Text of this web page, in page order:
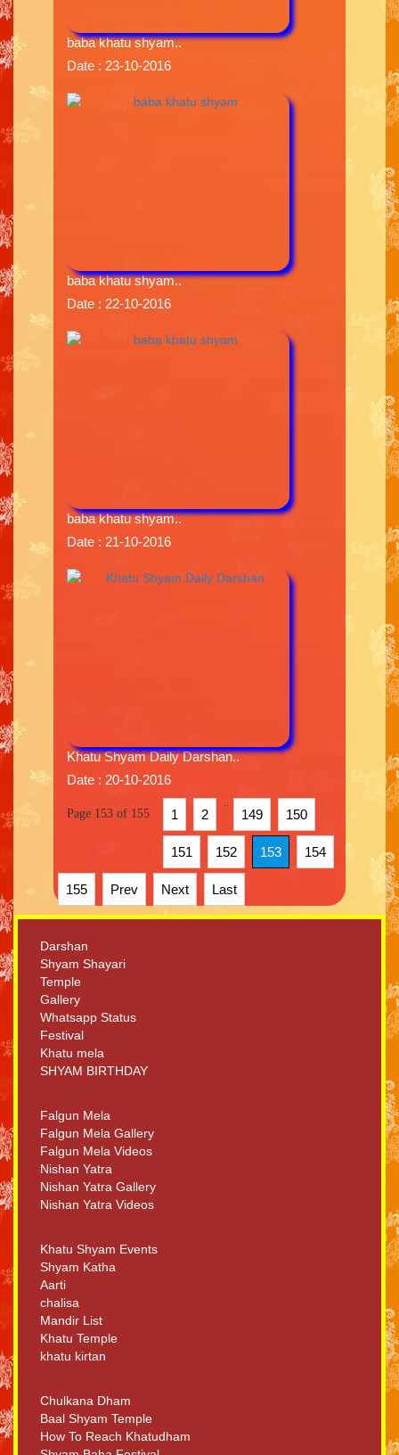
baba khatu shyam..
Date : 23-10-2016
baba khatu shyam..
Date : 22-10-2016
baba khatu shyam..
Date : 21-10-2016
Khatu Shyam Daily Darshan..
Date : 20-10-2016
Page 153 of 155 1 2 149 150
151 152 153 154
155 Prev Next Last
Darshan
Shyam Shayari
Temple
Gallery
Whatsapp Status
Festival
Khatu mela
SHYAM BIRTHDAY
Falgun Mela
Falgun Mela Gallery
Falgun Mela Videos
Nishan Yatra
Nishan Yatra Gallery
Nishan Yatra Videos
Khatu Shyam Events
Shyam Katha
Aarti
chalisa
Mandir List
Khatu Temple
khatu kirtan
Chulkana Dham
Baal Shyam Temple
How To Reach Khatudham